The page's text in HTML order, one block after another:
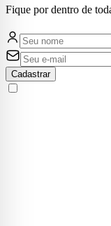
Fique por dentro de
Cadastrar